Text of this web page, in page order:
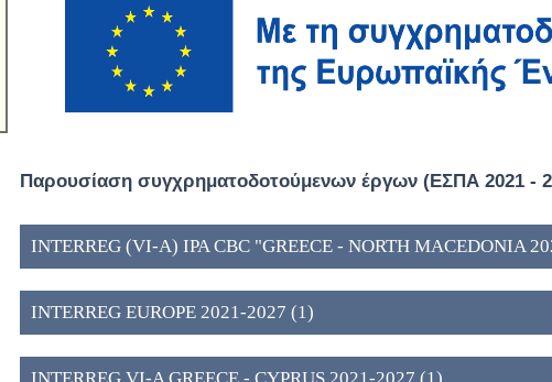
Παρουσίαση συγχρηματοδοτούμενων έργων (ΕΣΠΑ 2021 -
INTERREG (VI-A) IPA CBC "GREECE - NORTH MACEDONIA
INTERREG EUROPE 2021-2027 (1)